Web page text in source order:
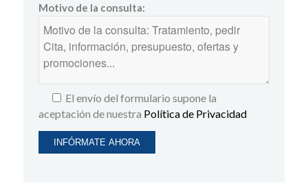
Motivo de la consulta:
El envío del formulario supone la
aceptación de nuestra Política de Privacidad